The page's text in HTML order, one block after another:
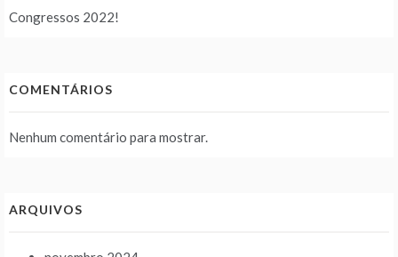
Congressos 2022!
COMENTÁRIOS
Nenhum comentário para mostrar.
ARQUIVOS